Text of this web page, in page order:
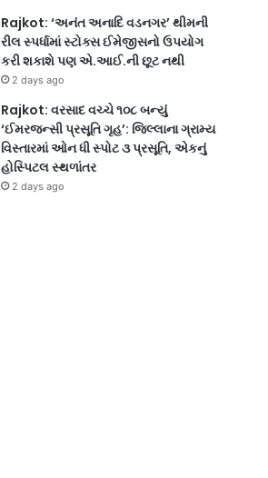
Rajkot: ‘અનંત અનાદિ વડનગર’ થીમની
રીલ સ્પર્ધામાં સ્ટોક્સ ઈમેજીસનો ઉપયોગ
કરી શકાશે પણ એ.આઈ.ની છૂટ નથી
2 days ago
Rajkot: વરસાદ વચ્ચે ૧૦૮ બન્યું
‘ઈમરજન્સી પ્રસૂતિ ગૃહ’: જિલ્લાના ગ્રામ્ય
વિસ્તારમાં ઓન ધી સ્પોટ ૩ પ્રસૂતિ, એકનું
હોસ્પિટલ સ્થળાંતર
2 days ago